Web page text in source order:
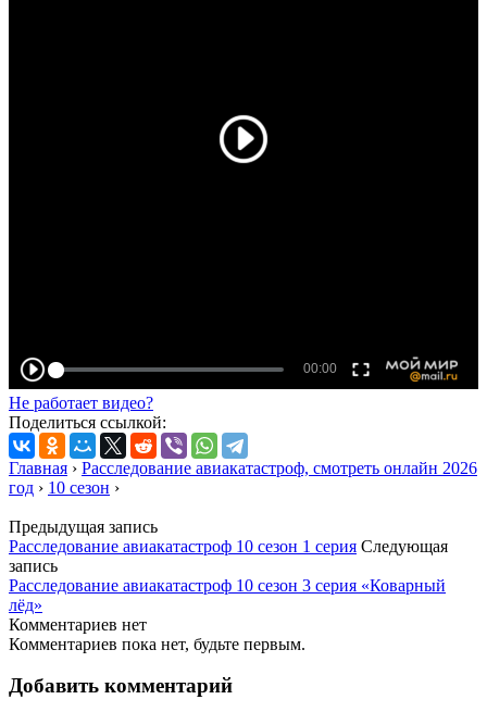
Не работает видео?
Поделиться ссылкой:
Главная › Расследование авиакатастроф, смотреть онлайн 2026
год › 10 сезон ›
Предыдущая запись
Расследование авиакатастроф 10 сезон 1 серия Следующая
запись
Расследование авиакатастроф 10 сезон 3 серия «Коварный
лёд»
Комментариев нет
Комментариев пока нет, будьте первым.
Добавить комментарий